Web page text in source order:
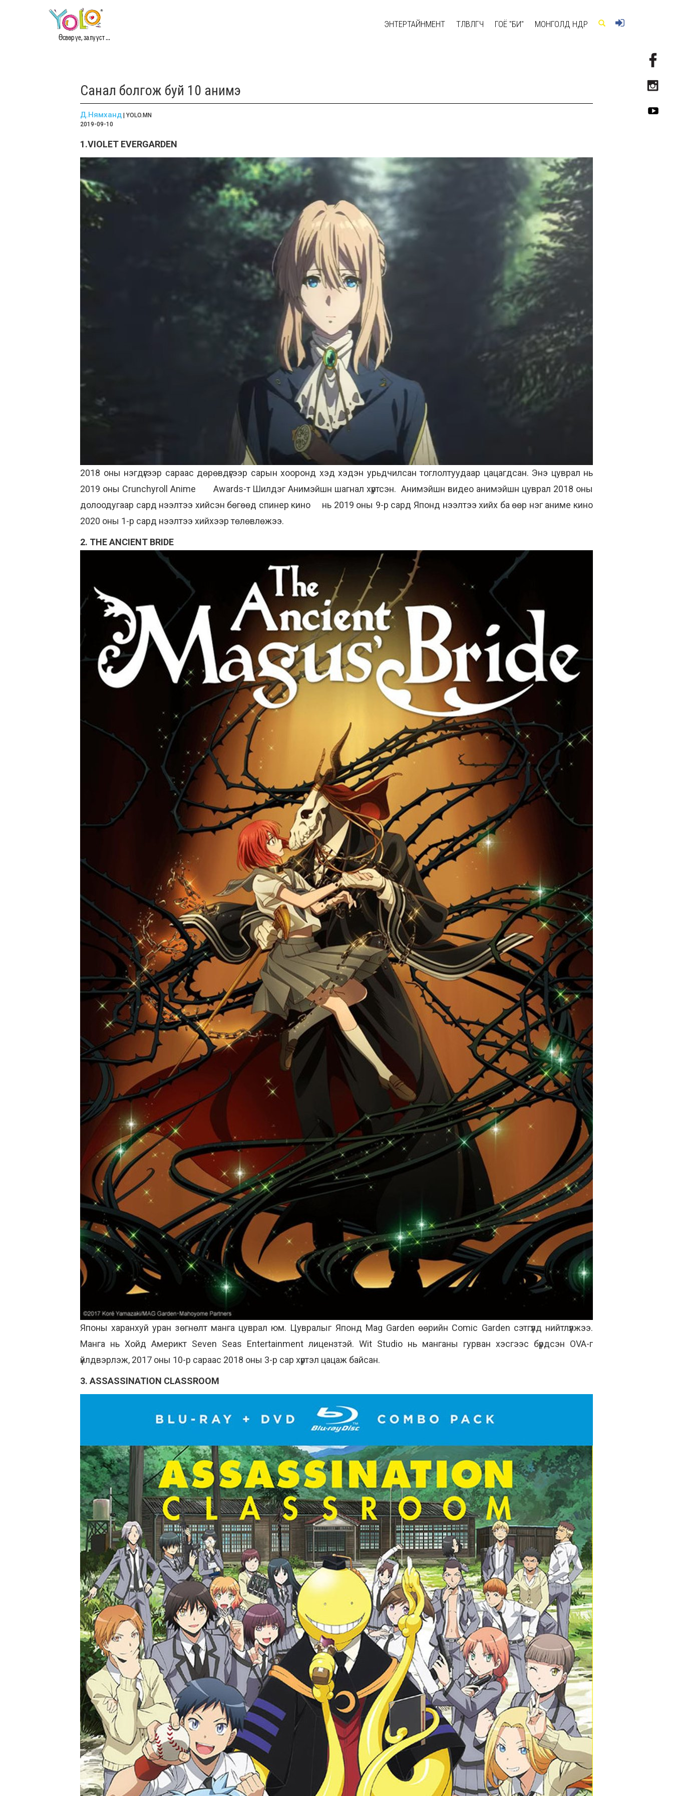
Өсвөр үе, залууст ...
ЭНТЕРТАЙНМЕНТ ТӨЛӨВЛӨГЧ ГОЁ "БИ" МОНГОЛД ӨНӨӨДӨР
Санал болгож буй 10 анимэ
Д.Нямханд | YOLO.MN
2019-09-10
1.VIOLET EVERGARDEN
2018 оны нэгдүгээр сараас дөрөвдүгээр сарын хооронд хэд хэдэн урьдчилсан тоглолтуудаар цацагдсан. Энэ цуврал нь
2019 оны Crunchyroll Anime Awards-т Шилдэг Анимэйшн шагнал хүртсэн. Анимэйшн видео анимэйшн цуврал 2018 оны
долоодугаар сард нээлтээ хийсэн бөгөөд спинер кино нь 2019 оны 9-р сард Японд нээлтээ хийх ба өөр нэг аниме кино
2020 оны 1-р сард нээлтээ хийхээр төлөвлөжээ.
2. THE ANCIENT BRIDE
Японы харанхуй уран зөгнөлт манга цуврал юм. Цувралыг Японд Mag Garden өөрийн Comic Garden сэтгүүлд нийтлүүлжээ.
Манга нь Хойд Америкт Seven Seas Entertainment лицензтэй. Wit Studio нь манганы гурван хэсгээс бүрдсэн OVA-г
үйлдвэрлэж, 2017 оны 10-р сараас 2018 оны 3-р сар хүртэл цацаж байсан.
3. ASSASSINATION CLASSROOM